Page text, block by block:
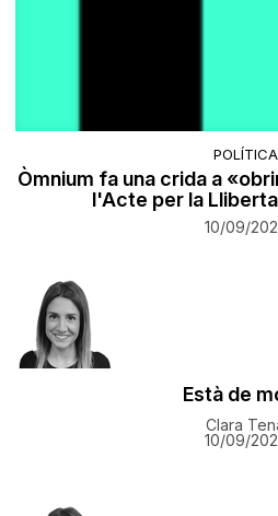
POLÍTICA
Òmnium fa una crida a
l'Acte per la
10/09/
Està de
Clara
10/09/